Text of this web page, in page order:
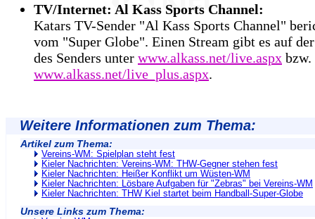
TV/Internet: Al Kass Sports Channel:
Katars TV-Sender "Al Kass Sports Channel"
vom "Super Globe". Einen Stream gibt es auf
des Senders unter www.alkass.net/live.aspx bzw.
www.alkass.net/live_plus.aspx.
Weitere Informationen zum Thema:
Artikel zum Thema:
Vereins-WM: Spielplan steht fest
Kieler Nachrichten: Vereins-WM: THW-Gegner stehen fest
Kieler Nachrichten: Heißer Konflikt um Wüsten-WM
Kieler Nachrichten: Lösbare Aufgaben für "Zebras" bei Vereins-WM
Kieler Nachrichten: THW Kiel startet beim Handball-Super-Globe
Unsere Links zum Thema: